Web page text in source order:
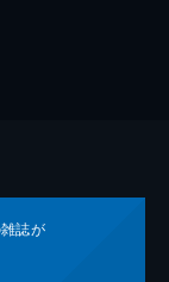
誌が